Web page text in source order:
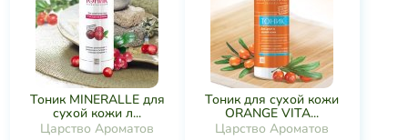
Тоник MINERALLE для
сухой кожи л...
Царство Ароматов
Тоник для сухой кожи
ORANGE VITA...
Царство Ароматов